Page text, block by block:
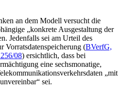
an dem Modell versucht die
„konkrete Ausgestaltung der
Jedenfalls sei am Urteil des
Vorratsdatenspeicherung (BVerfG,
08) ersichtlich, dass bei
eine sechsmonatige,
„mit
sei.